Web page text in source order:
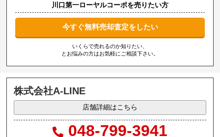
川口第一ローヤルコーポを売りたい方
今すぐ無料売却査定をしたい
いくらで売れるのか知りたい、
とお悩みの方はお気軽にご相談下さい。
株式会社A-LINE
店舗詳細はこちら
048-799-3941